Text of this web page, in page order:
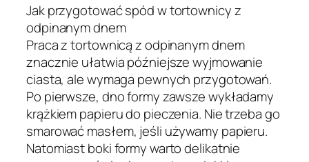
Jak przygotować spód w tortownicy z
odpinanym dnem
Praca z tortownicą z odpinanym dnem
znacznie ułatwia późniejsze wyjmowanie
ciasta, ale wymaga pewnych przygotowań.
Po pierwsze, dno formy zawsze wykładamy
krążkiem papieru do pieczenia. Nie trzeba go
smarować masłem, jeśli używamy papieru.
Natomiast boki formy warto delikatnie